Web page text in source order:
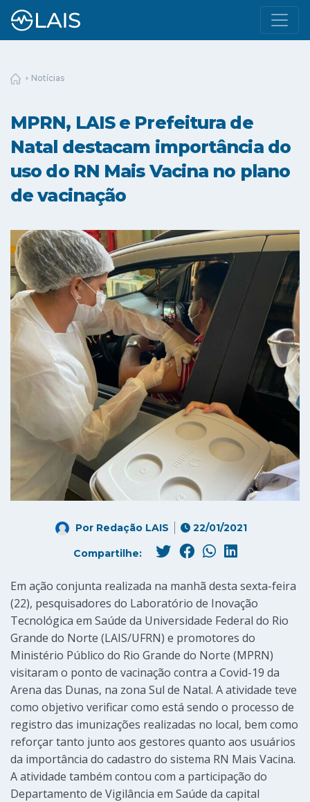
Notícias
MPRN, LAIS e Prefeitura de
Natal destacam importância do
uso do RN Mais Vacina no plano
de vacinação
Por Redação LAIS 22/01/2021
Compartilhe:
Em ação conjunta realizada na manhã desta sexta-feira
(22), pesquisadores do Laboratório de Inovação
Tecnológica em Saúde da Universidade Federal do Rio
Grande do Norte (LAIS/UFRN) e promotores do
Ministério Público do Rio Grande do Norte (MPRN)
visitaram o ponto de vacinação contra a Covid-19 da
Arena das Dunas, na zona Sul de Natal. A atividade teve
como objetivo verificar como está sendo o processo de
registro das imunizações realizadas no local, bem como
reforçar tanto junto aos gestores quanto aos usuários
da importância do cadastro do sistema RN Mais Vacina.
A atividade também contou com a participação do
Departamento de Vigilância em Saúde da capital